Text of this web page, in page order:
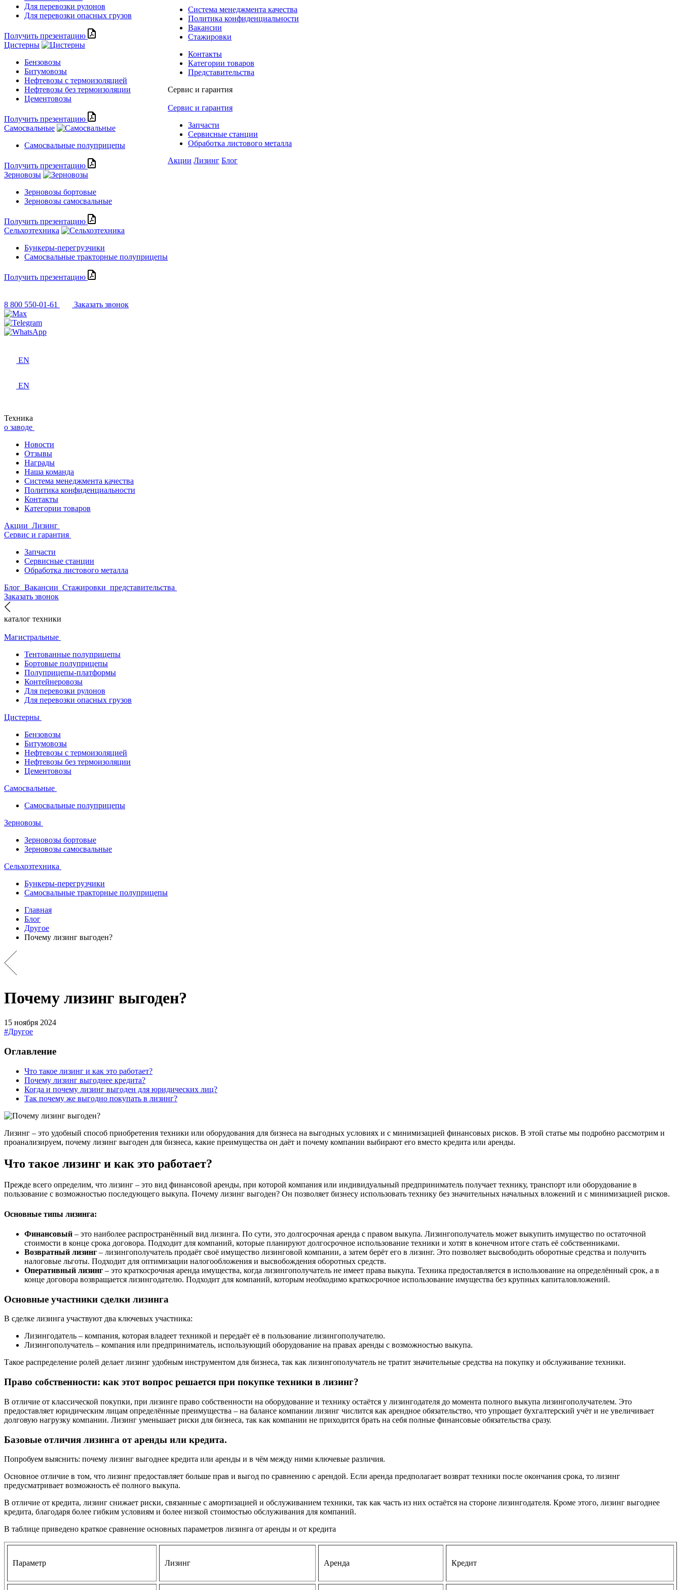
Для перевозки рулонов
Для перевозки опасных грузов
Получить презентацию
Цистерны
Бензовозы
Битумовозы
Нефтевозы с термоизоляцией
Нефтевозы без термоизоляции
Цементовозы
Получить презентацию
Самосвальные
Самосвальные полуприцепы
Получить презентацию
Зерновозы
Зерновозы бортовые
Зерновозы самосвальные
Получить презентацию
Сельхозтехника
Бункеры-перегрузчики
Самосвальные тракторные полуприцепы
Получить презентацию
Система менеджмента качества
Политика конфиденциальности
Вакансии
Стажировки
Контакты
Категории товаров
Представительства
Сервис и гарантия
Сервис и гарантия
Запчасти
Сервисные станции
Обработка листового металла
Акции Лизинг Блог
8 800 550-01-61 Заказать звонок
EN
EN
Техника
о заводе
Новости
Отзывы
Награды
Наша команда
Система менеджмента качества
Политика конфиденциальности
Контакты
Категории товаров
Акции Лизинг
Сервис и гарантия
Запчасти
Сервисные станции
Обработка листового металла
Блог Вакансии Стажировки представительства
Заказать звонок
каталог техники
Магистральные
Тентованные полуприцепы
Бортовые полуприцепы
Полуприцепы-платформы
Контейнеровозы
Для перевозки рулонов
Для перевозки опасных грузов
Цистерны
Бензовозы
Битумовозы
Нефтевозы с термоизоляцией
Нефтевозы без термоизоляции
Цементовозы
Самосвальные
Самосвальные полуприцепы
Зерновозы
Зерновозы бортовые
Зерновозы самосвальные
Сельхозтехника
Бункеры-перегрузчики
Самосвальные тракторные полуприцепы
Главная
Блог
Другое
Почему лизинг выгоден?
Почему лизинг выгоден?
15 ноября 2024
#Другое
Оглавление
Что такое лизинг и как это работает?
Почему лизинг выгоднее кредита?
Когда и почему лизинг выгоден для юридических лиц?
Так почему же выгодно покупать в лизинг?
Лизинг – это удобный способ приобретения техники или оборудования для бизнеса на выгодных условиях и с минимизацией финансовых рисков. В этой статье мы подробно рассмотрим и
проанализируем, почему лизинг выгоден для бизнеса, какие преимущества он даёт и почему компании выбирают его вместо кредита или аренды.
Что такое лизинг и как это работает?
Прежде всего определим, что лизинг – это вид финансовой аренды, при которой компания или индивидуальный предприниматель получает технику, транспорт или оборудование в
пользование с возможностью последующего выкупа. Почему лизинг выгоден? Он позволяет бизнесу использовать технику без значительных начальных вложений и с минимизацией рисков.
Основные типы лизинга:
Финансовый – это наиболее распространённый вид лизинга. По сути, это долгосрочная аренда с правом выкупа. Лизингополучатель может выкупить имущество по остаточной
стоимости в конце срока договора. Подходит для компаний, которые планируют долгосрочное использование техники и хотят в конечном итоге стать её собственниками.
Возвратный лизинг – лизингополучатель продаёт своё имущество лизинговой компании, а затем берёт его в лизинг. Это позволяет высвободить оборотные средства и получить
налоговые льготы. Подходит для оптимизации налогообложения и высвобождения оборотных средств.
Оперативный лизинг – это краткосрочная аренда имущества, когда лизингополучатель не имеет права выкупа. Техника предоставляется в использование на определённый срок, а в
конце договора возвращается лизингодателю. Подходит для компаний, которым необходимо краткосрочное использование имущества без крупных капиталовложений.
Основные участники сделки лизинга
В сделке лизинга участвуют два ключевых участника:
Лизингодатель – компания, которая владеет техникой и передаёт её в пользование лизингополучателю.
Лизингополучатель – компания или предприниматель, использующий оборудование на правах аренды с возможностью выкупа.
Такое распределение ролей делает лизинг удобным инструментом для бизнеса, так как лизингополучатель не тратит значительные средства на покупку и обслуживание техники.
Право собственности: как этот вопрос решается при покупке техники в лизинг?
В отличие от классической покупки, при лизинге право собственности на оборудование и технику остаётся у лизингодателя до момента полного выкупа лизингополучателем. Это
предоставляет юридическим лицам определённые преимущества – на балансе компании лизинг числится как арендное обязательство, что упрощает бухгалтерский учёт и не увеличивает
долговую нагрузку компании. Лизинг уменьшает риски для бизнеса, так как компании не приходится брать на себя полные финансовые обязательства сразу.
Базовые отличия лизинга от аренды или кредита.
Попробуем выяснить: почему лизинг выгоднее кредита или аренды и в чём между ними ключевые различия.
Основное отличие в том, что лизинг предоставляет больше прав и выгод по сравнению с арендой. Если аренда предполагает возврат техники после окончания срока, то лизинг
предусматривает возможность её полного выкупа.
В отличие от кредита, лизинг снижает риски, связанные с амортизацией и обслуживанием техники, так как часть из них остаётся на стороне лизингодателя. Кроме этого, лизинг выгоднее
кредита, благодаря более гибким условиям и более низкой стоимостью обслуживания для компаний.
В таблице приведено краткое сравнение основных параметров лизинга от аренды и от кредита
Параметр Лизинг Аренда Кредит